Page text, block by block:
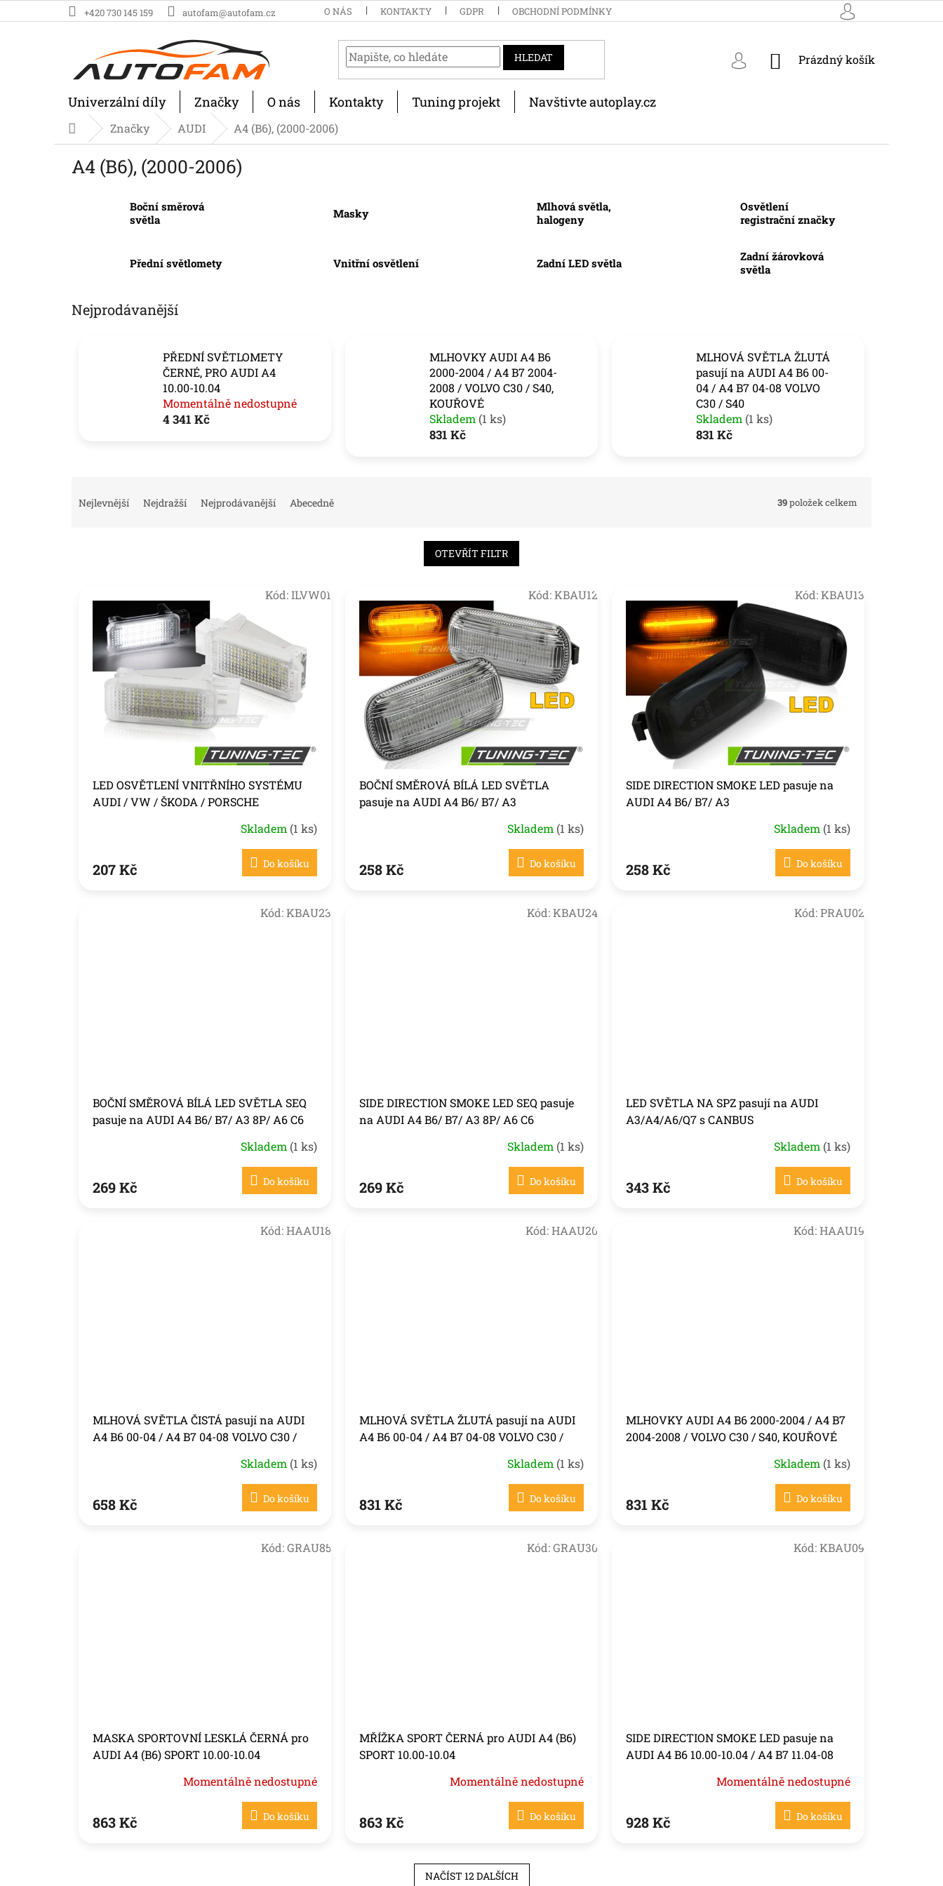
na
+420 730 145 159 autofam@autofam.cz O NÁS KONTAKTY GDPR OBCHODNÍ PODMÍNKY
HLEDAT
NÁKUPNÍ
Prázdný košík
Univerzální díly Značky O nás Kontakty Tuning projekt Navštivte autoplay.cz
DomůZnačky AUDI A4 (B6), (2000-2006)
A4 (B6), (2000-2006)
Boční směrová
světla
Masky
Mlhová světla,
halogeny
Osvětlení
registrační značky
Přední světlomety Vnitřní osvětlení Zadní LED světla
Zadní žárovková
světla
Nejprodávanější
PŘEDNÍ SVĚTLOMETY
ČERNÉ, PRO AUDI A4
10.00-10.04
Momentálně nedostupné
4 341 Kč
MLHOVKY AUDI A4 B6
2000-2004 / A4 B7 2004-
2008 / VOLVO C30 / S40,
KOUŘOVÉ
Skladem (1 ks)
831 Kč
MLHOVÁ SVĚTLA ŽLUTÁ
pasují na AUDI A4 B6 00-
04 / A4 B7 04-08 VOLVO
C30 / S40
Skladem (1 ks)
831 Kč
Nejlevnější Nejdražší Nejprodávanější Abecedně 39položek celkem
OTEVŘÍT FILTR
LED OSVĚTLENÍ VNITŘNÍHO SYSTÉMU
AUDI / VW / ŠKODA / PORSCHE
Skladem (1 ks)
207 Kč Do košíku
Kód:ILVW01
BOČNÍ SMĚROVÁ BÍLÁ LED SVĚTLA
pasuje na AUDI A4 B6/ B7/ A3
Skladem (1 ks)
258 Kč Do košíku
Kód:KBAU12
SIDE DIRECTION SMOKE LED pasuje na
AUDI A4 B6/ B7/ A3
Skladem (1 ks)
258 Kč Do košíku
Kód:KBAU13
BOČNÍ SMĚROVÁ BÍLÁ LED SVĚTLA SEQ
pasuje na AUDI A4 B6/ B7/ A3 8P/ A6 C6
Skladem (1 ks)
269 Kč Do košíku
Kód:KBAU23
SIDE DIRECTION SMOKE LED SEQ pasuje
na AUDI A4 B6/ B7/ A3 8P/ A6 C6
Skladem (1 ks)
269 Kč Do košíku
Kód:KBAU24
LED SVĚTLA NA SPZ pasují na AUDI
A3/A4/A6/Q7 s CANBUS
Skladem (1 ks)
343 Kč Do košíku
Kód:PRAU02
MLHOVÁ SVĚTLA ČISTÁ pasují na AUDI
A4 B6 00-04 / A4 B7 04-08 VOLVO C30 /
Skladem (1 ks)
658 Kč Do košíku
Kód:HAAU18
MLHOVÁ SVĚTLA ŽLUTÁ pasují na AUDI
A4 B6 00-04 / A4 B7 04-08 VOLVO C30 /
Skladem (1 ks)
831 Kč Do košíku
Kód:HAAU20
MLHOVKY AUDI A4 B6 2000-2004 / A4 B7
2004-2008 / VOLVO C30 / S40, KOUŘOVÉ
Skladem (1 ks)
831 Kč Do košíku
Kód:HAAU19
MASKA SPORTOVNÍ LESKLÁ ČERNÁ pro
AUDI A4 (B6) SPORT 10.00-10.04
Momentálně nedostupné
863 Kč Do košíku
Kód:GRAU85
MŘÍŽKA SPORT ČERNÁ pro AUDI A4 (B6)
SPORT 10.00-10.04
Momentálně nedostupné
863 Kč Do košíku
Kód:GRAU30
SIDE DIRECTION SMOKE LED pasuje na
AUDI A4 B6 10.00-10.04 / A4 B7 11.04-08
Momentálně nedostupné
928 Kč Do košíku
Kód:KBAU09
NAČÍST 12 DALŠÍCH